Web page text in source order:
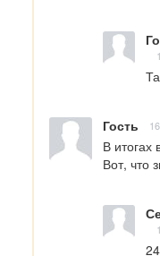
Гость
В итогах
Вот, что